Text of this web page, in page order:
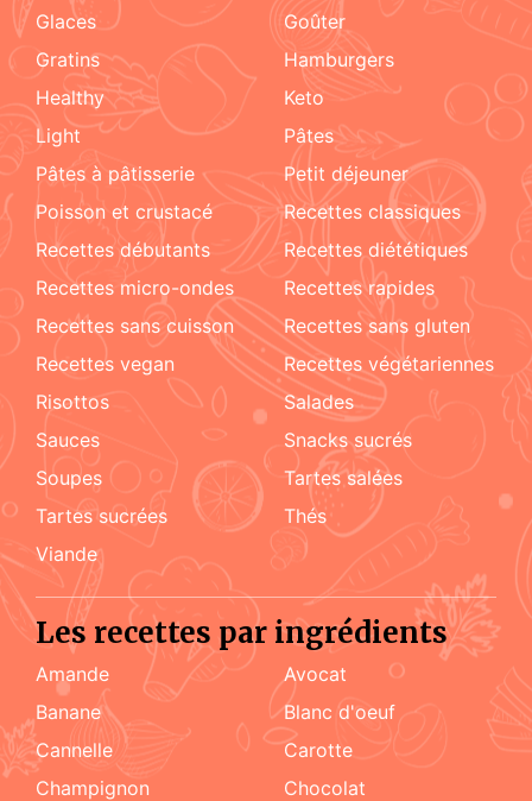
glaces
goûter
gratins
hamburgers
healthy
keto
light
pâtes
pâtes à pâtisserie
petit déjeuner
poisson et crustacé
recettes classiques
recettes débutants
recettes diététiques
recettes micro-ondes
recettes rapides
recettes sans cuisson
recettes sans gluten
recettes vegan
recettes végétariennes
risottos
salades
sauces
snacks sucrés
soupes
tartes salées
tartes sucrées
Thés
viande
Les recettes par ingrédients
amande
Avocat
Banane
blanc d'oeuf
cannelle
carotte
champignon
chocolat